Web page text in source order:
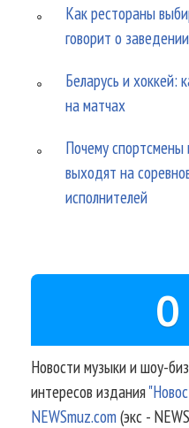
Как рестораны
говорит о
Беларусь и хоккей:
на матчах
Почему
выходят на
исполнителей
О
Новости музыки и шоу-
интересов издания
NEWSmuz.com(экс -